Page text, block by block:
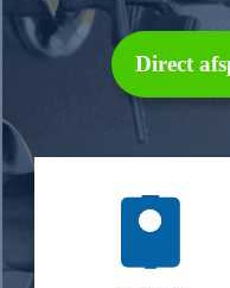
Direct